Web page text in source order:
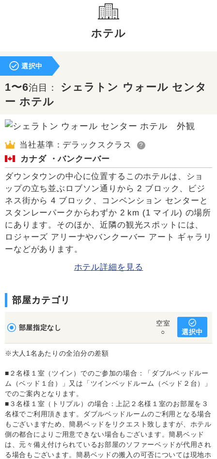
ホテル
選択中
1〜6泊目： シェラトン ウォール センタ
ー ホテル
当社基準：デラックスクラス ?
カナダ ・バンクーバー
ダウンタウンの中心に位置するこのホテルは、ショ
ップの立ち並ぶロブソン通りから 2 ブロック、ビジ
ネス街から 4 ブロック、コンベンション センターと
スタンレーパークからわずか 2 km (1 マイル) の場所
にあります。そのほか、近隣の観光スポットには、
ロジャーズ アリーナやバンクーバー アート ギャラリ
ーなどがあります。
ホテル詳細を見る
部屋カテゴリ
部屋指定なし
空室
○
選択中
※大人1名あたりの全泊分の差額
■２名様１室（ツイン）でのご参加の場合：「ダブルベッドルー
ム（ベッド１台）」又は「ツインベッドルーム（ベッド２台）」
でのご案内となります。
■３名様１室（トリプル）の場合：上記２名様１室のお部屋を３
名様でご利用頂きます。ダブルベッドルームのご利用となる場合
もございますため、簡易ベッドをリクエスト致しますが、ホテル
側の都合によりご用意できない場合もございます。簡易ベッド
は、元々備え付けられているお部屋のソファーベッドが代用され
る場合もございます。簡易ベッドの搬入の可否については現地ホ